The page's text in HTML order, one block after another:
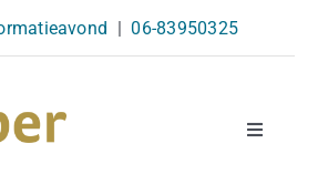
| 06-83950325
Toggle